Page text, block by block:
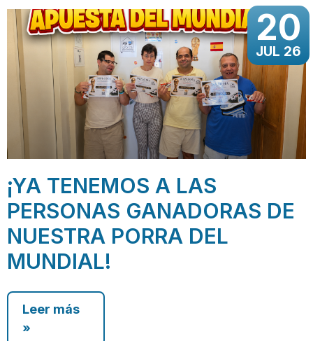
20
JUL 26
¡YA TENEMOS A LAS
PERSONAS GANADORAS DE
NUESTRA PORRA DEL
MUNDIAL!
Leer más
»